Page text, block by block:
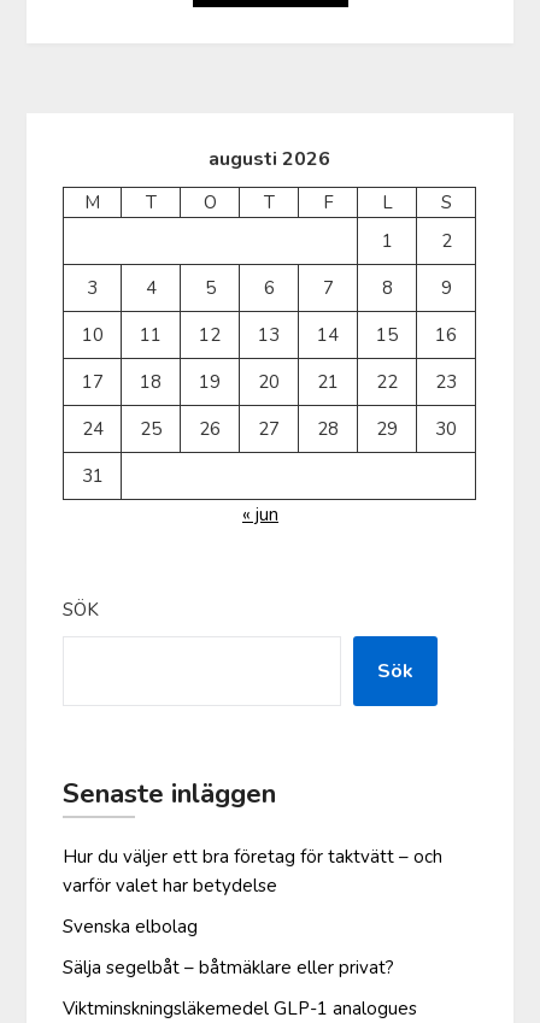
augusti 2026
M T O T F L
S
1
2
3
4 5 6 7 8
9
10
11 12 13 14 15
16
17
18 19 20 21 22
23
24
25 26 27 28 29
30
31
« jun
SÖK
Sök
Senaste inläggen
Hur du väljer ett bra företag för taktvätt – och
varför valet har betydelse
Svenska elbolag
Sälja segelbåt – båtmäklare eller privat?
Viktminskningsläkemedel GLP-1 analogues